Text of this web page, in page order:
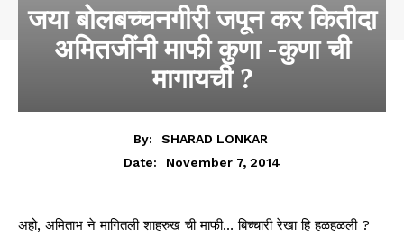
जया बोलबच्चनगीरी जपून कर कितीदा
अमितजींनी माफी कुणा -कुणा ची
मागायची ?
By:
SHARAD LONKAR
Date:
November 7, 2014
अहो, अमिताभ ने मागितली शाहरुख ची माफी… बिच्चारी रेखा हि हळहळली ?